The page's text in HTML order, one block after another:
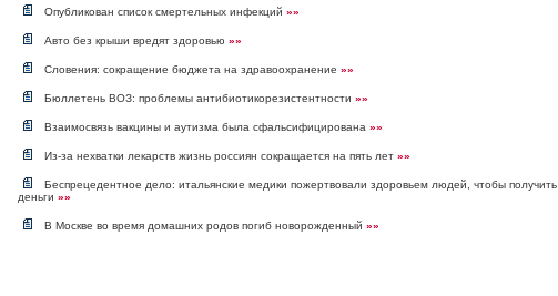
Опубликован список смертельных инфекций »»
Авто без крыши вредят здоровью »»
Словения: сокращение бюджета на здравоохранение »»
Бюллетень ВОЗ: проблемы антибиотикорезистентности »»
Взаимосвязь вакцины и аутизма была сфальсифицирована »»
Из-за нехватки лекарств жизнь россиян сокращается на пять лет »»
Беспрецедентное дело: итальянские медики пожертвовали здоровьем людей, чтобы получить
деньги »»
В Москве во время домашних родов погиб новорожденный »»